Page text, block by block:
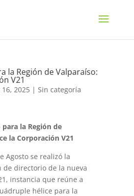
la Región de Valparaíso:
V21
16, 2025| Sin categoría
la Región de
la Corporación V21
Agosto se realizó la
de directorio de la nueva
instancia que reúne a
hélice para la